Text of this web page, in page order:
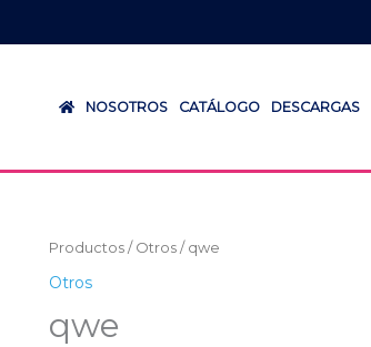
NOSOTROS CATÁLOGO DESCARGAS
Productos / Otros / qwe
Otros
qwe